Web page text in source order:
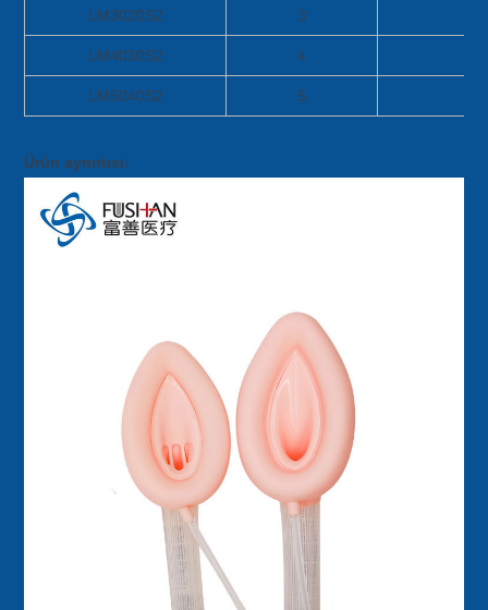
LM3020S2 3
LM4030S2 4
LM5040S2 5
Ürün ayrıntısı: